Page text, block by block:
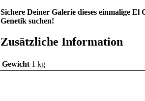
Sichere Deiner Galerie dieses einmalige El
Genetik suchen!
Zusätzliche Information
Gewicht 1 kg